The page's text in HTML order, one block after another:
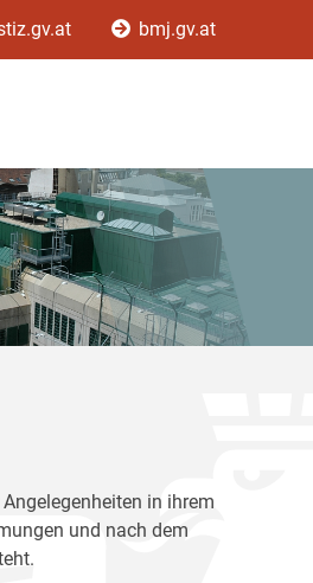
bmj.gv.at
in ihrem
und nach dem